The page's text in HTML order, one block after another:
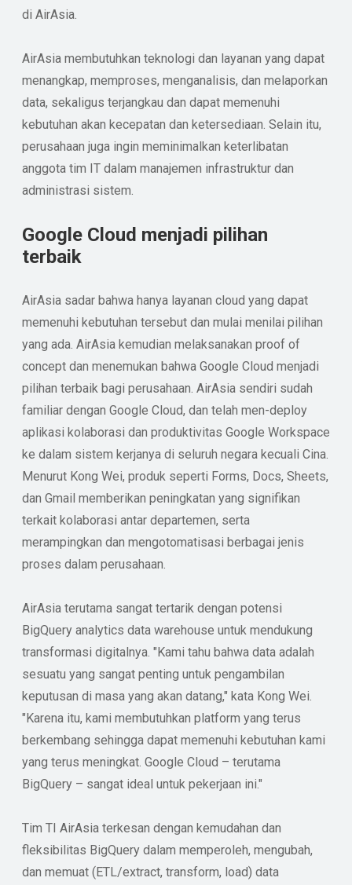
di AirAsia.
AirAsia membutuhkan teknologi dan layanan yang dapat
menangkap, memproses, menganalisis, dan melaporkan
data, sekaligus terjangkau dan dapat memenuhi
kebutuhan akan kecepatan dan ketersediaan. Selain itu,
perusahaan juga ingin meminimalkan keterlibatan
anggota tim IT dalam manajemen infrastruktur dan
administrasi sistem.
Google Cloud menjadi pilihan
terbaik
AirAsia sadar bahwa hanya layanan cloud yang dapat
memenuhi kebutuhan tersebut dan mulai menilai pilihan
yang ada. AirAsia kemudian melaksanakan proof of
concept dan menemukan bahwa Google Cloud menjadi
pilihan terbaik bagi perusahaan. AirAsia sendiri sudah
familiar dengan Google Cloud, dan telah men-deploy
aplikasi kolaborasi dan produktivitas Google Workspace
ke dalam sistem kerjanya di seluruh negara kecuali Cina.
Menurut Kong Wei, produk seperti Forms, Docs, Sheets,
dan Gmail memberikan peningkatan yang signifikan
terkait kolaborasi antar departemen, serta
merampingkan dan mengotomatisasi berbagai jenis
proses dalam perusahaan.
AirAsia terutama sangat tertarik dengan potensi
BigQuery analytics data warehouse untuk mendukung
transformasi digitalnya. "Kami tahu bahwa data adalah
sesuatu yang sangat penting untuk pengambilan
keputusan di masa yang akan datang," kata Kong Wei.
"Karena itu, kami membutuhkan platform yang terus
berkembang sehingga dapat memenuhi kebutuhan kami
yang terus meningkat. Google Cloud – terutama
BigQuery – sangat ideal untuk pekerjaan ini."
Tim TI AirAsia terkesan dengan kemudahan dan
fleksibilitas BigQuery dalam memperoleh, mengubah,
dan memuat (ETL/extract, transform, load) data